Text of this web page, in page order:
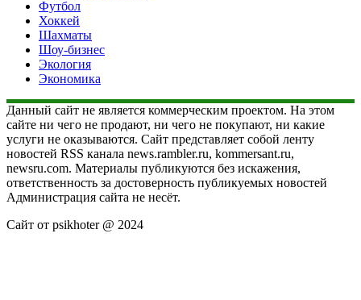
Футбол
Хоккей
Шахматы
Шоу-бизнес
Экология
Экономика
Данный сайт не является коммерческим проектом. На этом
сайте ни чего не продают, ни чего не покупают, ни какие
услуги не оказываются. Сайт представляет собой ленту
новостей RSS канала news.rambler.ru, kommersant.ru,
newsru.com. Материалы публикуются без искажения,
ответственность за достоверность публикуемых новостей
Администрация сайта не несёт.
Сайт от psikhoter @ 2024